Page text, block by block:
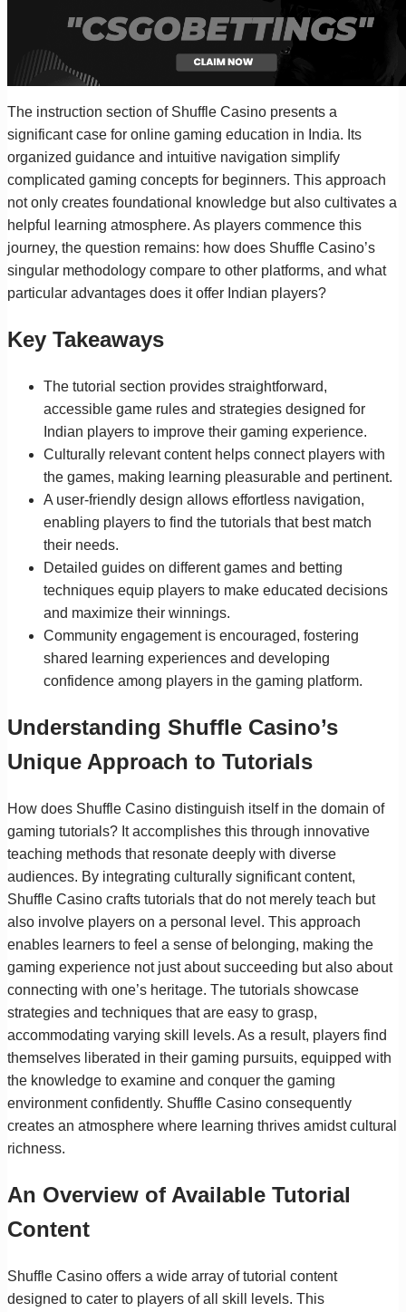
The instruction section of Shuffle Casino presents a
significant case for online gaming education in India. Its
organized guidance and intuitive navigation simplify
complicated gaming concepts for beginners. This approach
not only creates foundational knowledge but also cultivates a
helpful learning atmosphere. As players commence this
journey, the question remains: how does Shuffle Casino’s
singular methodology compare to other platforms, and what
particular advantages does it offer Indian players?
Key Takeaways
The tutorial section provides straightforward,
accessible game rules and strategies designed for
Indian players to improve their gaming experience.
Culturally relevant content helps connect players with
the games, making learning pleasurable and pertinent.
A user-friendly design allows effortless navigation,
enabling players to find the tutorials that best match
their needs.
Detailed guides on different games and betting
techniques equip players to make educated decisions
and maximize their winnings.
Community engagement is encouraged, fostering
shared learning experiences and developing
confidence among players in the gaming platform.
Understanding Shuffle Casino’s
Unique Approach to Tutorials
How does Shuffle Casino distinguish itself in the domain of
gaming tutorials? It accomplishes this through innovative
teaching methods that resonate deeply with diverse
audiences. By integrating culturally significant content,
Shuffle Casino crafts tutorials that do not merely teach but
also involve players on a personal level. This approach
enables learners to feel a sense of belonging, making the
gaming experience not just about succeeding but also about
connecting with one’s heritage. The tutorials showcase
strategies and techniques that are easy to grasp,
accommodating varying skill levels. As a result, players find
themselves liberated in their gaming pursuits, equipped with
the knowledge to examine and conquer the gaming
environment confidently. Shuffle Casino consequently
creates an atmosphere where learning thrives amidst cultural
richness.
An Overview of Available Tutorial
Content
Shuffle Casino offers a wide array of tutorial content
designed to cater to players of all skill levels. This